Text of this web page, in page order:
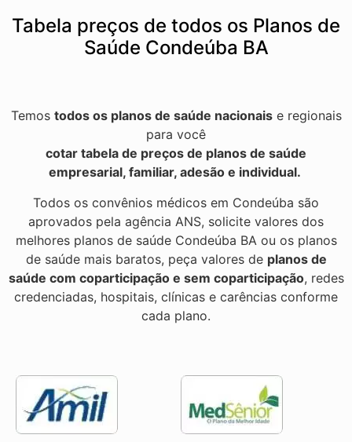
Tabela preços de todos os Planos de
Saúde Condeúba BA
Temos todos os planos de saúde nacionaise regionais
para você
cotar tabela de preços de planos de saúde
empresarial, familiar, adesão e individual.
Todos os convênios médicos em Condeúba são
aprovados pela agência ANS, solicite valores dos
melhores planos de saúde Condeúba BA ou os planos
de saúde mais baratos, peça valores de planos de
saúde com coparticipação e sem coparticipação, redes
credenciadas, hospitais, clínicas e carências conforme
cada plano.